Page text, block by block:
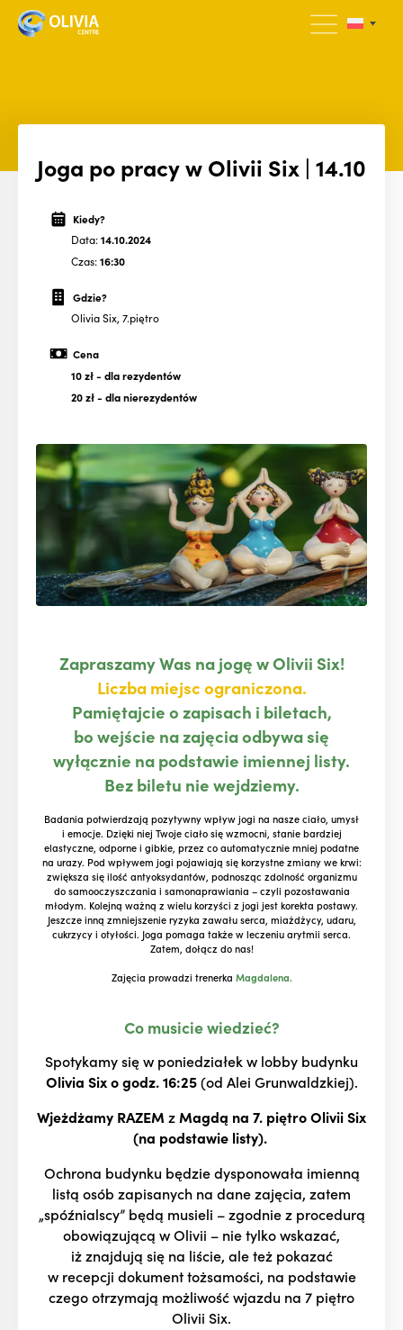
Joga po pracy w Olivii Six | 14.10
Kiedy?
Data:14.10.2024
Czas:16:30
Gdzie?
Olivia Six, 7.piętro
Cena
10 zł- dla rezydentów
20 zł- dla nierezydentów
Zapraszamy Was na jogę w Olivii Six!
Liczba miejsc ograniczona.
Pamiętajcie o zapisach i biletach,
bo wejście na zajęcia odbywa się
wyłącznie na podstawie imiennej listy.
Bez biletu nie wejdziemy.
Badania potwierdzają pozytywny wpływ jogi na nasze ciało, umysł
i emocje. Dzięki niej Twoje ciało się wzmocni, stanie bardziej
elastyczne, odporne i gibkie, przez co automatycznie mniej podatne
na urazy. Pod wpływem jogi pojawiają się korzystne zmiany we krwi:
zwiększa się ilość antyoksydantów, podnosząc zdolność organizmu
do samooczyszczania i samonaprawiania – czyli pozostawania
młodym. Kolejną ważną z wielu korzyści z jogi jest korekta postawy.
Jeszcze inną zmniejszenie ryzyka zawału serca, miażdżycy, udaru,
cukrzycy i otyłości. Joga pomaga także w leczeniu arytmii serca.
Zatem, dołącz do nas!
Zajęcia prowadzi trenerka Magdalena.
Co musicie wiedzieć?
Spotykamy się w poniedziałek w lobby budynku
Olivia Six o godz. 16:25(od Alei Grunwaldzkiej).
Wjeżdżamy RAZEM zMagdą na 7. piętro Olivii Six
(na podstawie listy).
Ochrona budynku będzie dysponowała imienną
listą osób zapisanych na dane zajęcia, zatem
„spóźnialscy” będą musieli – zgodnie z procedurą
obowiązującą w Olivii – nie tylko wskazać,
iż znajdują się na liście, ale też pokazać
w recepcji dokument tożsamości, na podstawie
czego otrzymają możliwość wjazdu na 7 piętro
Olivii Six.